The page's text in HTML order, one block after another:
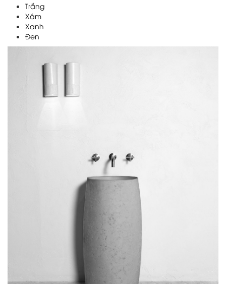
Trắng
Xám
Xanh
Đen